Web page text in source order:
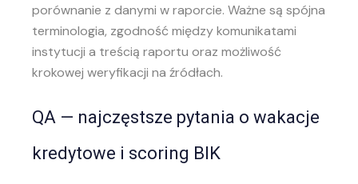
porównanie z danymi w raporcie. Ważne są spójna
terminologia, zgodność między komunikatami
instytucji a treścią raportu oraz możliwość
krokowej weryfikacji na źródłach.
QA — najczęstsze pytania o wakacje
kredytowe i scoring BIK